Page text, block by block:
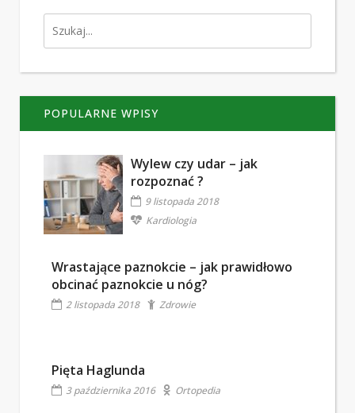
POPULARNE WPISY
Wylew czy udar – jak
rozpoznać ?
9 listopada 2018
Kardiologia
Wrastające paznokcie – jak prawidłowo
obcinać paznokcie u nóg?
2 listopada 2018 Zdrowie
Pięta Haglunda
3 października 2016 Ortopedia